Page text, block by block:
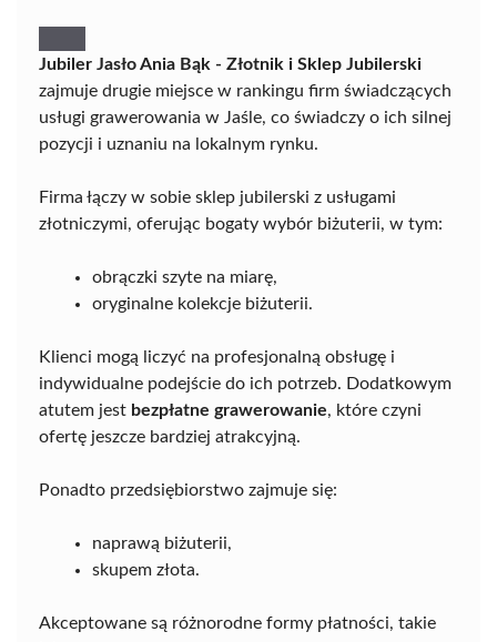
Jubiler Jasło Ania Bąk - Złotnik i Sklep Jubilerski
zajmuje drugie miejsce w rankingu firm świadczących
usługi grawerowania w Jaśle, co świadczy o ich silnej
pozycji i uznaniu na lokalnym rynku.
Firma łączy w sobie sklep jubilerski z usługami
złotniczymi, oferując bogaty wybór biżuterii, w tym:
obrączki szyte na miarę,
oryginalne kolekcje biżuterii.
Klienci mogą liczyć na profesjonalną obsługę i
indywidualne podejście do ich potrzeb. Dodatkowym
atutem jest bezpłatne grawerowanie, które czyni
ofertę jeszcze bardziej atrakcyjną.
Ponadto przedsiębiorstwo zajmuje się:
naprawą biżuterii,
skupem złota.
Akceptowane są różnorodne formy płatności, takie